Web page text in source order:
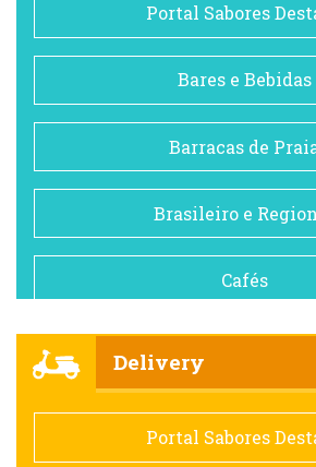
Portal Sabores
Bares e Bebidas
Barracas de
Brasileiro e
Cafés
Comida
Delivery
Portal Sabores